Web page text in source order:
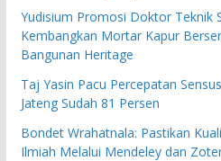
Yudisium Promosi Doktor Teknik
Kembangkan Mortar Kapur
Bangunan Heritage
Taj Yasin Pacu Percepatan
Jateng Sudah 81 Persen
Bondet Wrahatnala: Pastikan
Ilmiah Melalui Mendeley dan